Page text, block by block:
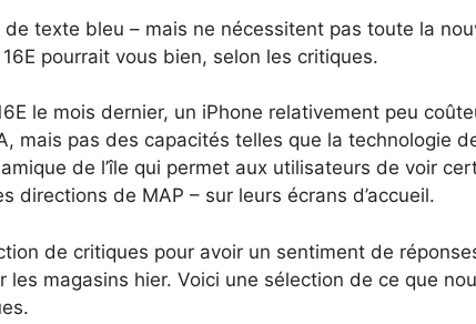
de texte bleu – mais ne nécessitent pas toute la
16E pourrait vous bien, selon les critiques.
le mois dernier, un iPhone relativement peu
mais pas des capacités telles que la technologie
de l’île qui permet aux utilisateurs de voir
directions de MAP – sur leurs écrans d’accueil.
de critiques pour avoir un sentiment de
magasins hier. Voici une sélection de ce que